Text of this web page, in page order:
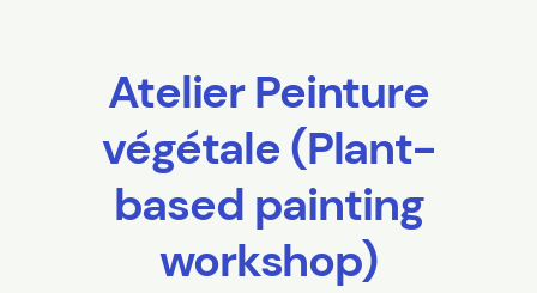
Atelier Peinture
végétale (Plant-
based painting
workshop)